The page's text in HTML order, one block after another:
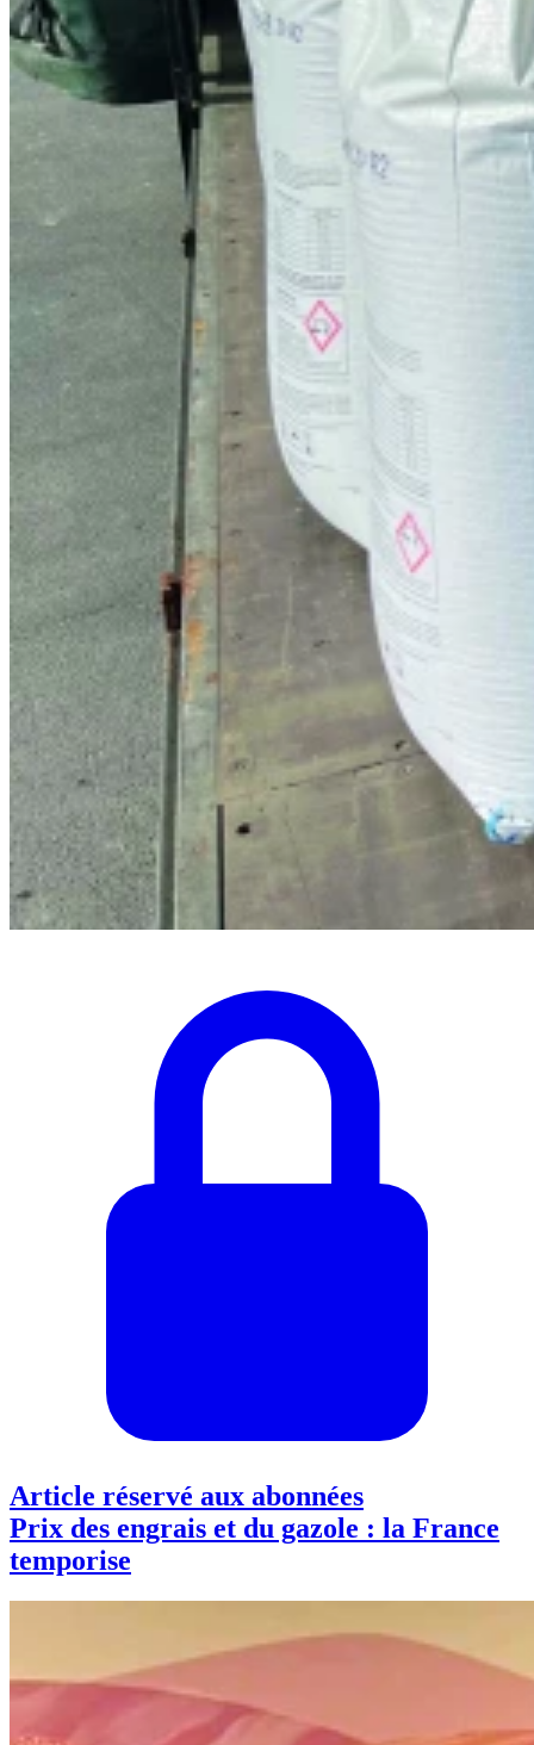
Article réservé aux abonnées
Prix des engrais et du gazole : la France
temporise